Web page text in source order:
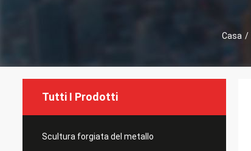
Casa /
Tutti I Prodotti
Scultura forgiata del metallo